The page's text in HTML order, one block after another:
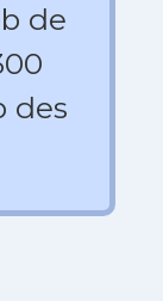
de
des